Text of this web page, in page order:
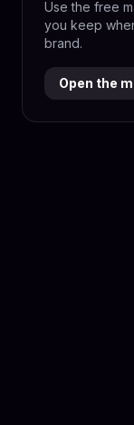
Use the free
you keep
brand.
Open the